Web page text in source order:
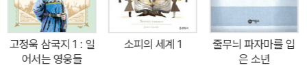
잘 팔리는 책인지 아닌지의 상업적인 기준이 전혀 고려되지 않는다.
그야말로 순수하게, 아동과 청소년에게 좋은 작품인가만을 평가하여
영국도서관협회 사서들이 선정한다. <몬스터 콜스>는 카네기 메달을
고정욱 삼국지 1 : 일
어서는 영웅들
소피의 세계 1
줄무늬 파자마를 입
은 소년